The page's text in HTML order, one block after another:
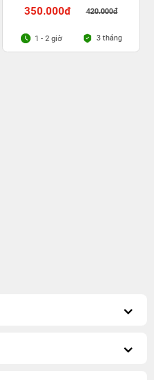
350.000đ 420.000đ
1 - 2 giờ 3 tháng